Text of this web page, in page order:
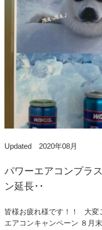
Updated 2020年08月
パワーエアコンプ
ン延長･･
皆様お疲れ様です！！ 大変
エアコンキャンペーン ８月